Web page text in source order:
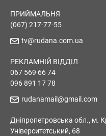
ПРИЙМАЛЬНЯ
(067) 217-77-55
tv@rudana.com.ua
РЕКЛАМНІЙ ВІДДІЛ
067 569 66 74
096 891 17 78
rudanamail@gmail.com
Дніпропетровська обл., м.
Університетський, 68